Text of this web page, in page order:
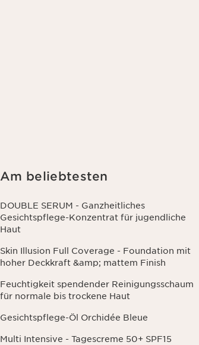
Am beliebtesten
DOUBLE SERUM - Ganzheitliches
Gesichtspflege-Konzentrat für jugendliche
Haut
Skin Illusion Full Coverage - Foundation mit
hoher Deckkraft &amp; mattem Finish
Feuchtigkeit spendender Reinigungsschaum
für normale bis trockene Haut
Gesichtspflege-Öl Orchidée Bleue
Multi Intensive - Tagescreme 50+ SPF15